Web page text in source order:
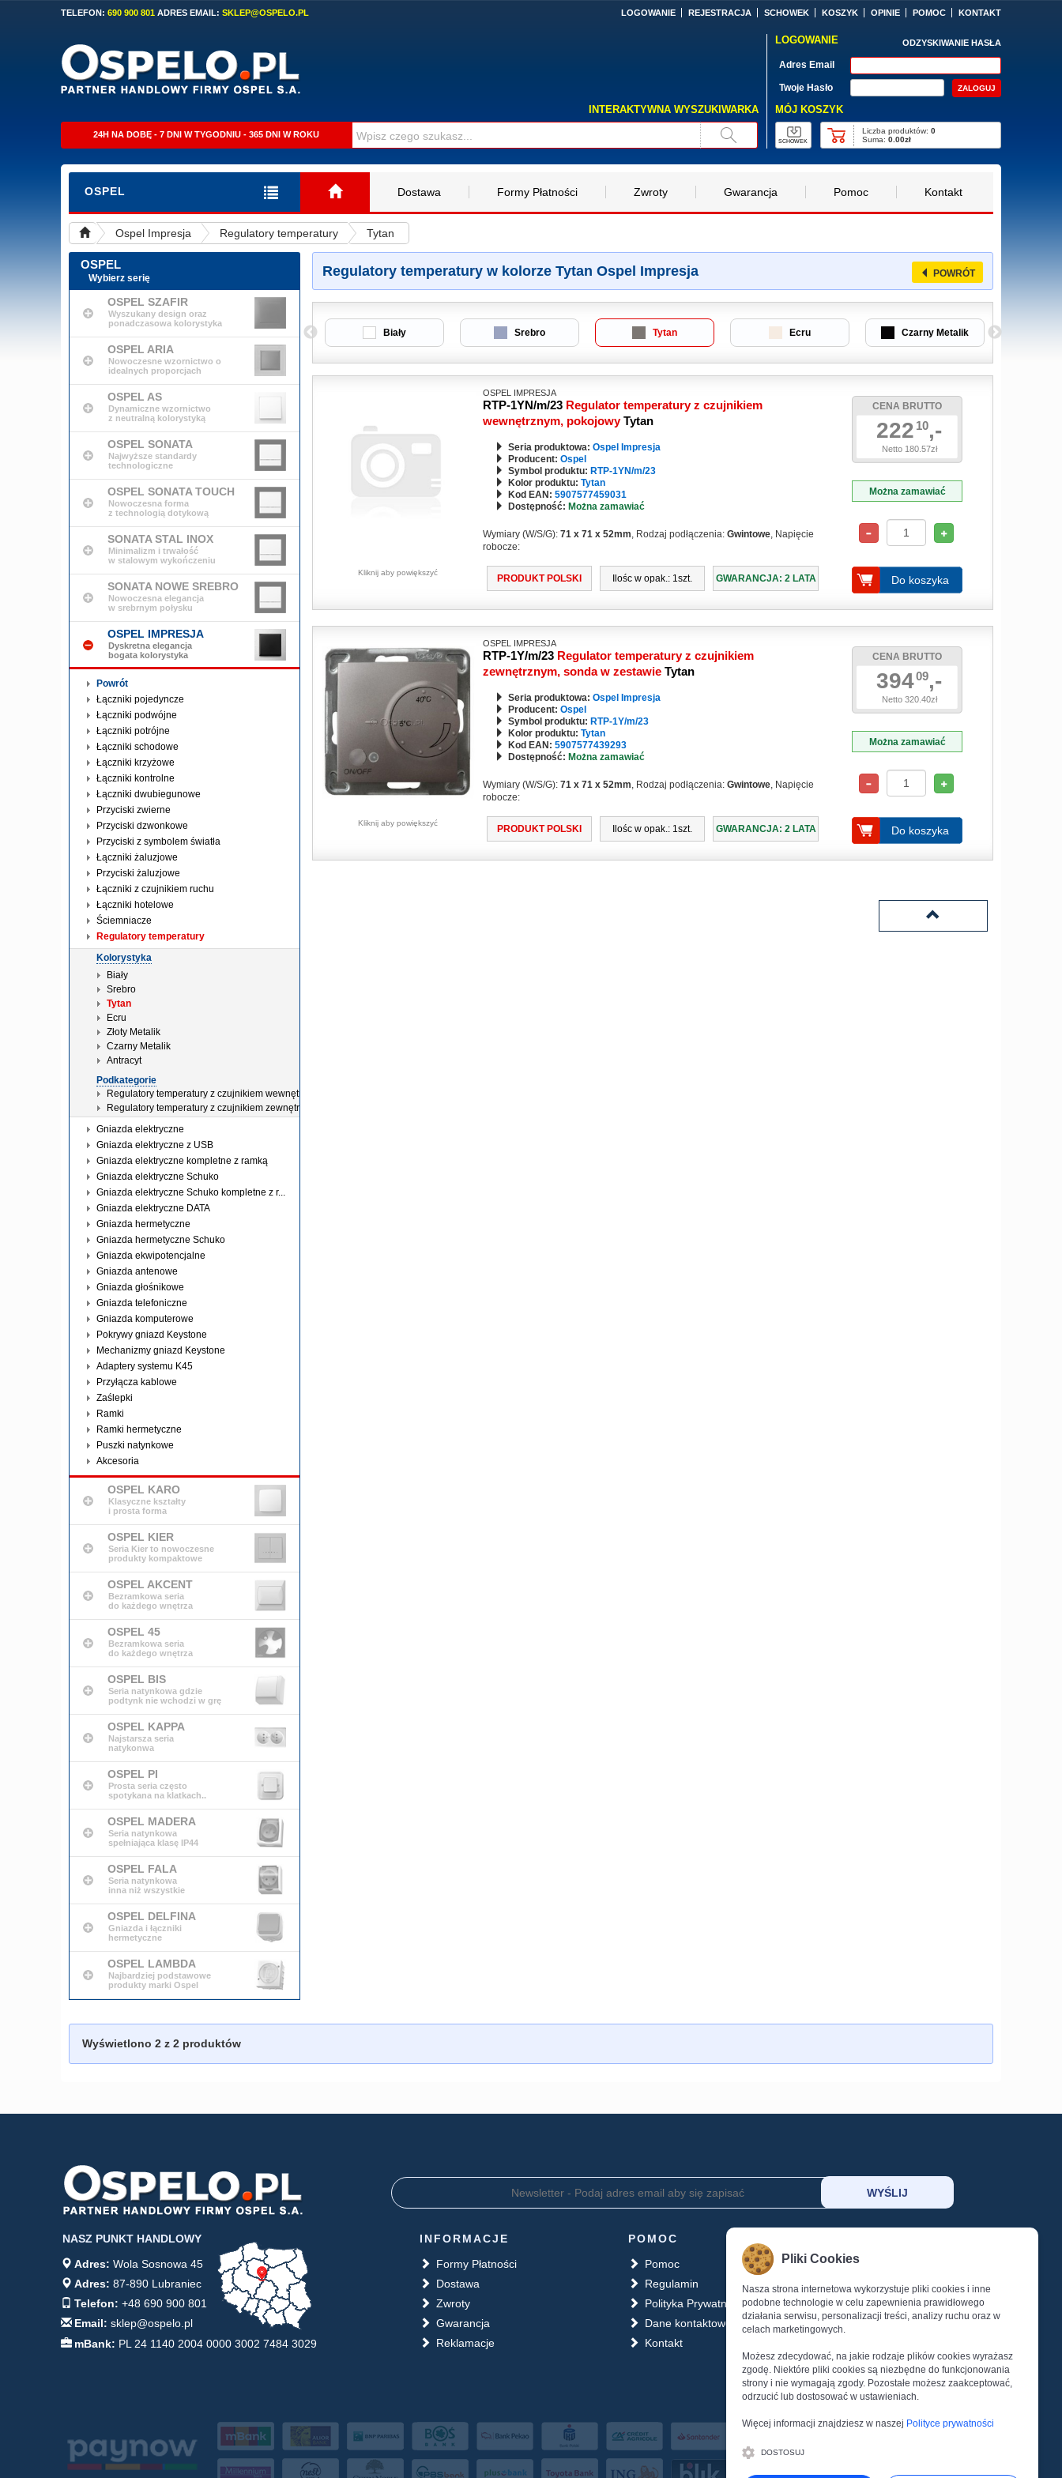
TELEFON: 690 900 801 ADRES EMAIL: SKLEP@OSPELO.PL LOGOWANIE REJESTRACJA SCHOWEK KOSZYK OPINIE POMOC KONTAKT
INTERAKTYWNA WYSZUKIWARKA
24H NA DOBĘ - 7 DNI W TYGODNIU - 365 DNI W ROKU
LOGOWANIE ODZYSKIWANIE HASŁA
Adres Email
Twoje Hasło
MÓJ KOSZYK
SCHOWEK
Liczba produktów:0
Suma:0.00zł
OSPEL Dostawa Formy Płatności Zwroty Gwarancja Pomoc Kontakt
Ospel Impresja Regulatory temperatury Tytan
OSPEL
Wybierz serię
OSPEL SZAFIR
Wyszukany design oraz
ponadczasowa kolorystyka
OSPEL ARIA
Nowoczesne wzornictwo o
idealnych proporcjach
OSPEL AS
Dynamiczne wzornictwo
z neutralną kolorystyką
OSPEL SONATA
Najwyższe standardy
technologiczne
OSPEL SONATA TOUCH
Nowoczesna forma
z technologią dotykową
SONATA STAL INOX
Minimalizm i trwałość
w stalowym wykończeniu
SONATA NOWE SREBRO
Nowoczesna elegancja
w srebrnym połysku
OSPEL IMPRESJA
Dyskretna elegancja
bogata kolorystyka
Powrót
Łączniki pojedyncze
Łączniki podwójne
Łączniki potrójne
Łączniki schodowe
Łączniki krzyżowe
Łączniki kontrolne
Łączniki dwubiegunowe
Przyciski zwierne
Przyciski dzwonkowe
Przyciski z symbolem światła
Łączniki żaluzjowe
Przyciski żaluzjowe
Łączniki z czujnikiem ruchu
Łączniki hotelowe
Ściemniacze
Regulatory temperatury
Kolorystyka
Biały
Srebro
Tytan
Ecru
Złoty Metalik
Czarny Metalik
Antracyt
Podkategorie
Regulatory temperatury z czujnikiem wewnętrznym
Regulatory temperatury z czujnikiem zewnętrznym
Gniazda elektryczne
Gniazda elektryczne z USB
Gniazda elektryczne kompletne z ramką
Gniazda elektryczne Schuko
Gniazda elektryczne Schuko kompletne z r...
Gniazda elektryczne DATA
Gniazda hermetyczne
Gniazda hermetyczne Schuko
Gniazda ekwipotencjalne
Gniazda antenowe
Gniazda głośnikowe
Gniazda telefoniczne
Gniazda komputerowe
Pokrywy gniazd Keystone
Mechanizmy gniazd Keystone
Adaptery systemu K45
Przyłącza kablowe
Zaślepki
Ramki
Ramki hermetyczne
Puszki natynkowe
Akcesoria
OSPEL KARO
Klasyczne kształty
i prosta forma
OSPEL KIER
Seria Kier to nowoczesne
produkty kompaktowe
OSPEL AKCENT
Bezramkowa seria
do każdego wnętrza
OSPEL 45
Bezramkowa seria
do każdego wnętrza
OSPEL BIS
Seria natynkowa gdzie
podtynk nie wchodzi w grę
OSPEL KAPPA
Najstarsza seria
natykonwa
OSPEL PI
Prosta seria często
spotykana na klatkach..
OSPEL MADERA
Seria natynkowa
spełniająca klasę IP44
OSPEL FALA
Seria natynkowa
inna niż wszystkie
OSPEL DELFINA
Gniazda i łączniki
hermetyczne
OSPEL LAMBDA
Najbardziej podstawowe
produkty marki Ospel
Regulatory temperatury w kolorze Tytan Ospel Impresja POWRÓT
Biały Srebro Tytan Ecru Czarny Metalik
Kliknij aby powiększyć
OSPEL IMPRESJA
RTP-1YN/m/23 Regulator temperatury z czujnikiem
wewnętrznym, pokojowyTytan
Seria produktowa: Ospel Impresja
Producent: Ospel
Symbol produktu: RTP-1YN/m/23
Kolor produktu: Tytan
Kod EAN: 5907577459031
Dostępność: Można zamawiać
Wymiary (W/S/G): 71 x 71 x 52mm, Rodzaj podłączenia: Gwintowe, Napięcie
robocze:
PRODUKT POLSKI Ilośc w opak.: 1szt. GWARANCJA: 2 LATA
CENA BRUTTO
222 10,-
Netto 180.57zł
Można zamawiać
Do koszyka
Kliknij aby powiększyć
OSPEL IMPRESJA
RTP-1Y/m/23 Regulator temperatury z czujnikiem
zewnętrznym, sonda w zestawie Tytan
Seria produktowa: Ospel Impresja
Producent: Ospel
Symbol produktu: RTP-1Y/m/23
Kolor produktu: Tytan
Kod EAN: 5907577439293
Dostępność: Można zamawiać
Wymiary (W/S/G): 71 x 71 x 52mm, Rodzaj podłączenia: Gwintowe, Napięcie
robocze:
PRODUKT POLSKI Ilośc w opak.: 1szt. GWARANCJA: 2 LATA
CENA BRUTTO
39409,-
Netto 320.40zł
Można zamawiać
Do koszyka
Wyświetlono 2 z 2 produktów
NASZ PUNKT HANDLOWY
Adres: Wola Sosnowa 45
Adres: 87-890 Lubraniec
Telefon: +48 690 900 801
Email: sklep@ospelo.pl
mBank: PL 24 1140 2004 0000 3002 7484 3029
INFORMACJE
Formy Płatności
Dostawa
Zwroty
Gwarancja
Reklamacje
POMOC
Pomoc
Regulamin
Polityka Prywatności
Dane kontaktowe
Kontakt
KOSZYK
SCHOWEK
LOGOWANIE
REJESTRACJA
Pliki Cookies
Nasza strona internetowa wykorzystuje pliki cookies i inne
podobne technologie w celu zapewnienia prawidłowego
działania serwisu, personalizacji treści, analizy ruchu oraz w
celach marketingowych.
Możesz zdecydować, na jakie rodzaje plików cookies wyrażasz
zgodę. Niektóre pliki cookies są niezbędne do funkcjonowania
strony i nie wymagają zgody. Pozostałe możesz zaakceptować,
odrzucić lub dostosować w ustawieniach.
Więcej informacji znajdziesz w naszej Polityce prywatności
DOSTOSUJ